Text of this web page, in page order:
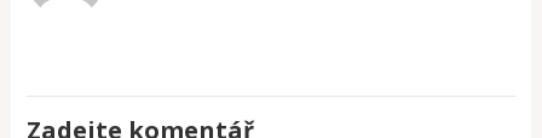
Zadejte komentář